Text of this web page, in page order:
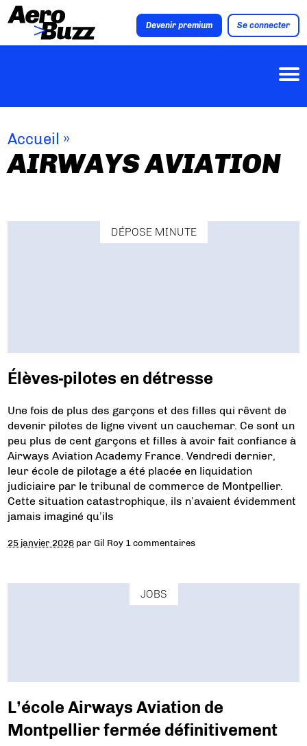
Devenir premium Se connecter
Accueil »
AIRWAYS AVIATION
DÉPOSE MINUTE
Élèves-pilotes en détresse
Une fois de plus des garçons et des filles qui rêvent de
devenir pilotes de ligne vivent un cauchemar. Ce sont un
peu plus de cent garçons et filles à avoir fait confiance à
Airways Aviation Academy France. Vendredi dernier,
leur école de pilotage a été placée en liquidation
judiciaire par le tribunal de commerce de Montpellier.
Cette situation catastrophique, ils n’avaient évidemment
jamais imaginé qu’ils
25 janvier 2026 parGil Roy 1 commentaires
JOBS
L’école Airways Aviation de
Montpellier fermée définitivement